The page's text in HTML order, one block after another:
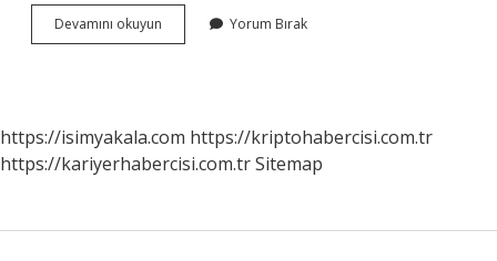
Devamını okuyun
Nedir
Yorum Bırak
https://isimyakala.com https://kriptohabercisi.com.tr
https://kariyerhabercisi.com.trSitemap